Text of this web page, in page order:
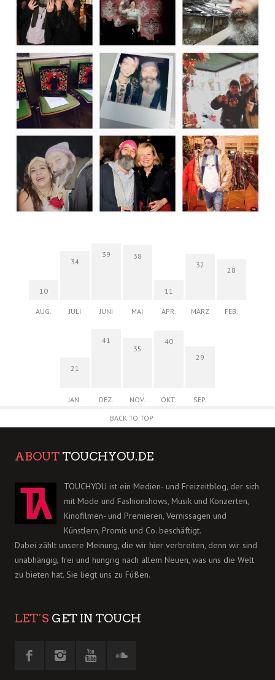
10
AUG.
34
JULI
39
JUNI
38
MAI
11
APR.
32
MÄRZ
28
FEB.
21
JAN.
41
DEZ.
35
NOV.
40
OKT.
29
SEP.
BACK TO TOP
ABOUT TOUCHYOU.DE
TOUCHYOU ist ein Medien- und Freizeitblog, der sich
mit Mode und Fashionshows, Musik und Konzerten,
Kinofilmen- und Premieren, Vernissagen und
Künstlern, Promis und Co. beschäftigt.
Dabei zählt unsere Meinung, die wir hier verbreiten, denn wir sind
unabhängig, frei und hungrig nach allem Neuen, was uns die Welt
zu bieten hat. Sie liegt uns zu Füßen.
LET´S GET IN TOUCH